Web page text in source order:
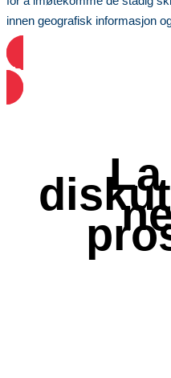
innen geografisk informasjon
Ta kontakt